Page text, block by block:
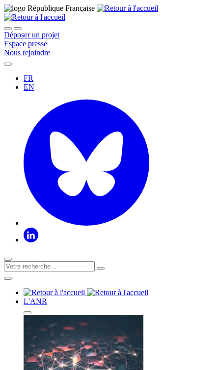
Déposer un projet
Espace presse
Nous rejoindre
FR
EN
L'ANR